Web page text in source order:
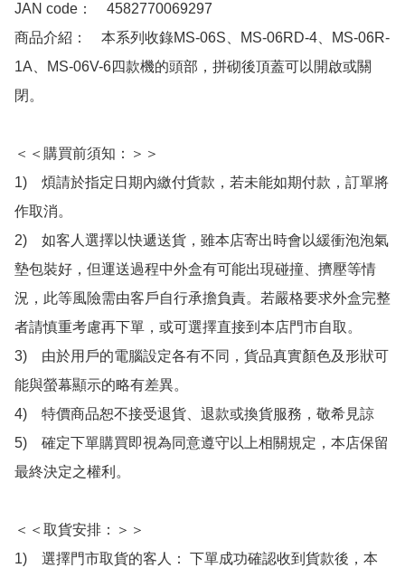
JAN code：　4582770069297
商品介紹：　本系列收錄MS-06S、MS-06RD-4、MS-06R-
1A、MS-06V-6四款機的頭部，拼砌後頂蓋可以開啟或關
閉。
＜＜購買前須知：＞＞
1)　煩請於指定日期內繳付貨款，若未能如期付款，訂單將
作取消。
2)　如客人選擇以快遞送貨，雖本店寄出時會以緩衝泡泡氣
墊包裝好，但運送過程中外盒有可能出現碰撞、擠壓等情
況，此等風險需由客戶自行承擔負責。若嚴格要求外盒完整
者請慎重考慮再下單，或可選擇直接到本店門市自取。
3)　由於用戶的電腦設定各有不同，貨品真實顏色及形狀可
能與螢幕顯示的略有差異。
4)　特價商品恕不接受退貨、退款或換貨服務，敬希見諒
5)　確定下單購買即視為同意遵守以上相關規定，本店保留
最終決定之權利。
＜＜取貨安排：＞＞
1)　選擇門市取貨的客人： 下單成功確認收到貨款後，本